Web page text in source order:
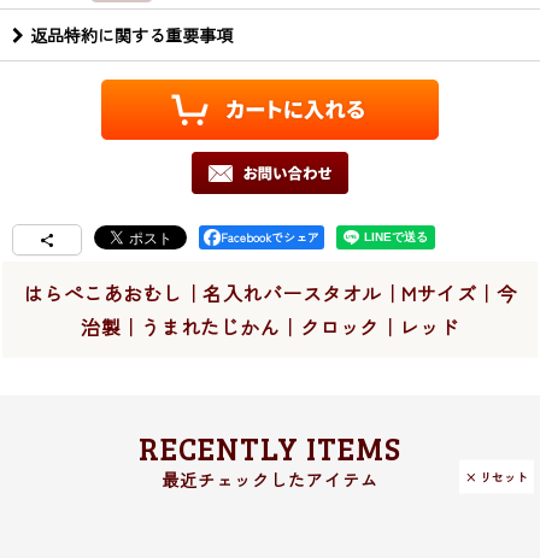
はらぺこあおむし｜名入れバースタオル｜Mサイズ｜今
治製｜うまれたじかん｜クロック｜レッド
返品特約に関する重要事項
Facebookでシェア
RECENTLY ITEMS
× リセット